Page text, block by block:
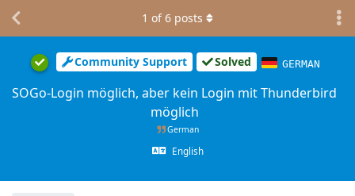
Community Support Solved GERMAN
SOGo-Login möglich, aber kein Login mit Thunderbird
möglich
German
English
1 of6 posts